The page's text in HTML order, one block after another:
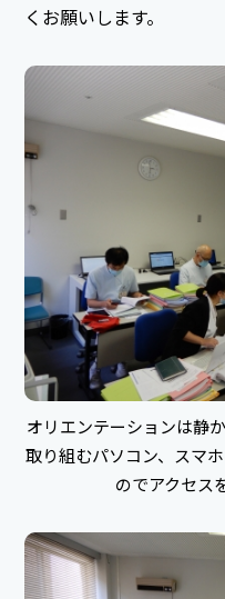
くお願いします。
オリエンテーションは静
取り組むパソコン、スマ
のでアクセス